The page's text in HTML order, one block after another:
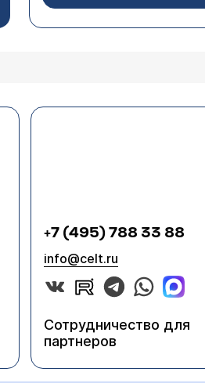
+7 (495) 788 33 88
info@celt.ru
Сотрудничество для
партнеров